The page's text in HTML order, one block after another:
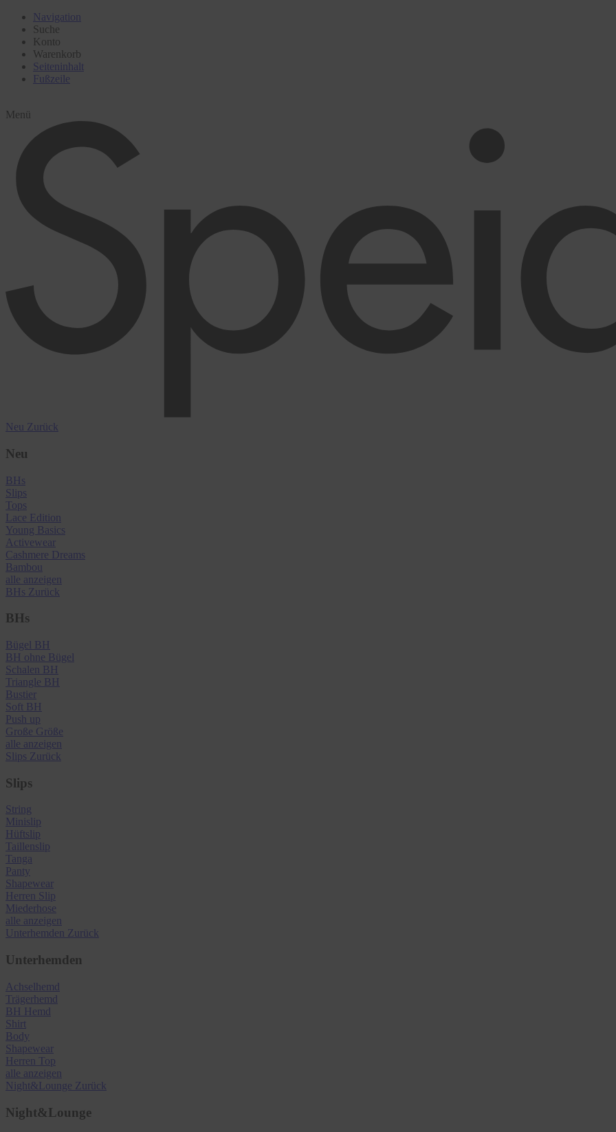
Navigation
Suche
Konto
Warenkorb
Seiteninhalt
Fußzeile
Menü
Neu Zurück
Neu
BHs
Slips
Tops
Lace Edition
Young Basics
Activewear
Cashmere Dreams
Bambou
alle anzeigen
BHs Zurück
BHs
Bügel BH
BH ohne Bügel
Schalen BH
Triangle BH
Bustier
Soft BH
Push up
Große Größe
alle anzeigen
Slips Zurück
Slips
String
Minislip
Hüftslip
Taillenslip
Tanga
Panty
Shapewear
Herren Slip
Miederhose
alle anzeigen
Unterhemden Zurück
Unterhemden
Achselhemd
Trägerhemd
BH Hemd
Shirt
Body
Shapewear
Herren Top
alle anzeigen
Night&Lounge Zurück
Night&Lounge